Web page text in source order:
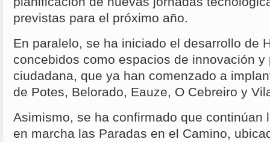
previstas para el próximo año.
En paralelo, se ha iniciado el desarrollo de
concebidos como espacios de innovación y
ciudadana, que ya han comenzado a
de Potes, Belorado, Eauze, O Cebreiro y
Asimismo, se ha confirmado que continúan
en marcha las Paradas en el Camino,